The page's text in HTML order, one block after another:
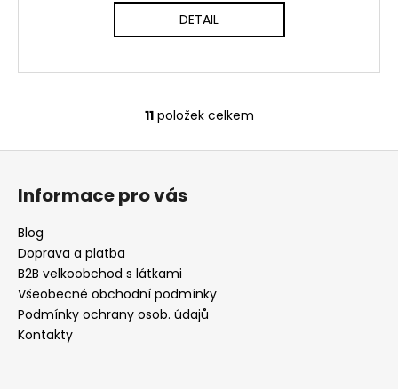
DETAIL
O
v
r
v
11položek celkem
Informace pro vás
Blog
Doprava a platba
B2B velkoobchod s látkami
Všeobecné obchodní podmínky
Podmínky ochrany osob. údajů
Kontakty